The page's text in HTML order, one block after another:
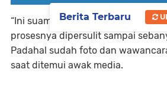
“Ini suami saya yang urus paspor,
prosesnya dipersulit sampai
Padahal sudah foto dan
saat ditemui awak media.
Berita Terbaru